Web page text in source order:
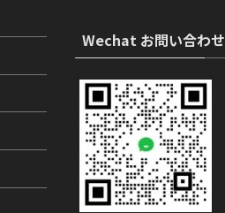
Wechat お問い合わせ